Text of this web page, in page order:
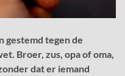
gestemd tegen de
Broer, zus, opa of oma,
dat er iemand